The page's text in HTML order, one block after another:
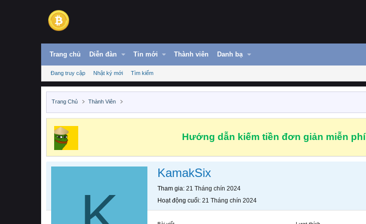
Trang chủ Diễn đàn Tin mới Thành viên Danh bạ
Đang truy cập Nhật ký mới Tìm kiếm
Trang Chủ Thành Viên
Hướng dẫn kiếm tiền đơn giản miễn phí
KamakSix
Tham gia 21 Tháng chín 2024
Hoạt động cuối 21 Tháng chín 2024